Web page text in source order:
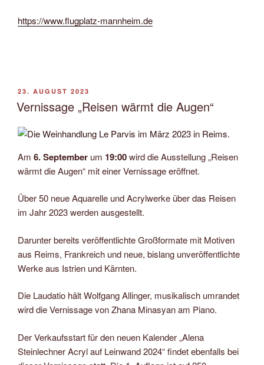
https://www.flugplatz-mannheim.de
VERÖFFENTLICHT
AM
23. AUGUST 2023
Vernissage „Reisen wärmt die Augen“
Am 6. September um 19:00wird die Ausstellung „Reisen
wärmt die Augen“ mit einer Vernissage eröffnet.
Über 50 neue Aquarelle und Acrylwerke über das Reisen
im Jahr 2023 werden ausgestellt.
Darunter bereits veröffentlichte Großformate mit Motiven
aus Reims, Frankreich und neue, bislang unveröffentlichte
Werke aus Istrien und Kärnten.
Die Laudatio hält Wolfgang Allinger, musikalisch umrandet
wird die Vernissage von Zhana Minasyan am Piano.
Der Verkaufsstart für den neuen Kalender „Alena
Steinlechner Acryl auf Leinwand 2024“ findet ebenfalls bei